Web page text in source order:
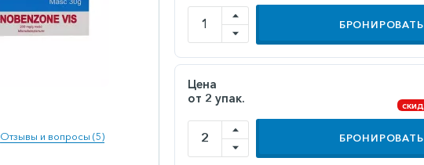
Отзывы и вопросы (5)
БРОНИРОВАТЬ
Цена
от 2 упак.
БРОНИРОВАТЬ